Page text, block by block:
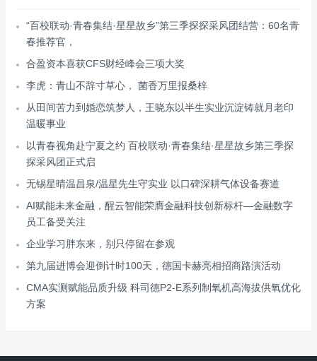
“百校联动·青春集结·星星故乡”第三季探探采风团结营：60名青
春推荐官，
合盈资本喜获CFS财经峰会三项大奖
李虎：青山不辞寸草心， 菌香万里报桑梓
从田间苦力到婚恋筑梦人，王晓东以半生实业沉淀铸就月老印
温暖事业
以青春视角赴宁夏之约 百校联动·青春集结·星星故乡第三季探
探采风团正式启
无锡星晴温昌泉/温星先生守实业 以口碑深耕气体设备赛道
AI赋能未来金融，醒云智能荣膺金融科技创新标杆—金融数字
员工备受关注
企业学习胖东来，别只停留在参观
第九届进博会迎倒计时100天，德国卡赫亮相招商路演活动
CMA实测赋能品质升级 科司德P2-E系列制氧机高海拔供氧优化
方案